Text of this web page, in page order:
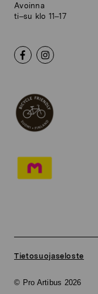
Avoinna
ti–su klo 11–17
© Pro Artibus 2026
Tietosuojaseloste